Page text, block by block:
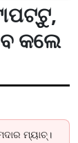
କଲେ
ମ୍ୟାଚ୍।